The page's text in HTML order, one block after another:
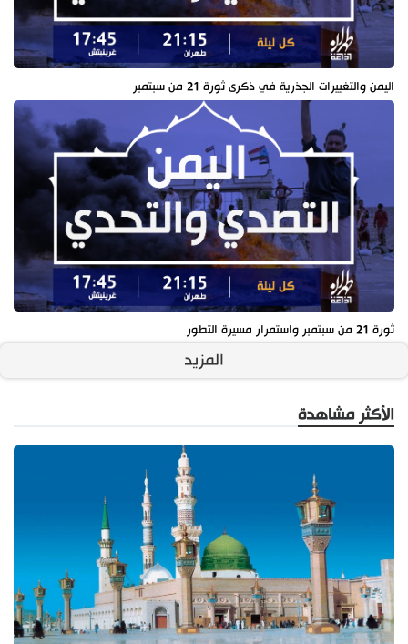
اليمن والتغييرات الجذرية في ذكرى ثورة 21 من سبتمبر
ثورة 21 من سبتمبر واستمرار مسيرة التطور
المزيد
الأكثر مشاهدة